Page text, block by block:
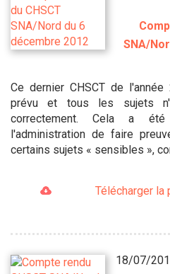
SNA/
Ce dernier CHSCT de
prévu et tous les sujets
correctement. Cela a
l'administration de faire
certains sujets « sensibles »,
Télécharger la
18/07/